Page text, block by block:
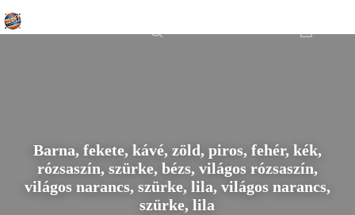
to
content
Shopping
Főoldal
Barna, fekete, kávé, zöld, piros, fehér, kék, rózsaszín, szürke, bézs,
világos rózsaszín, világos narancs, szürke, lila, világos narancs, szürke,
Barna, fekete, kávé, zöld, piros, fehér, kék,
rózsaszín, szürke, bézs, világos rózsaszín,
világos narancs, szürke, lila, világos narancs,
szürke, lila